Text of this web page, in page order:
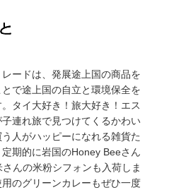
ードは、発展途上国の商品を
で途上国の自立と環境保全を
タイ大好き！旅大好き！エス
連れ旅で見つけてくるかわい
人がハッピーになれる雑貨た
期的に岩国のHoney Beeさん
んの米粉シフォンも入荷しま
のグリーンカレーもぜひ一度